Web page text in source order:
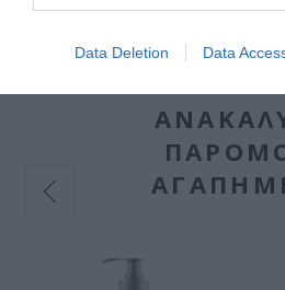
Data Deletion Data